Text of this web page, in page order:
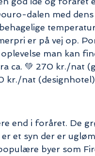
dalen med
er på vej op.
man kan
ca. 💚 270 kr./nat
kr./nat (designhotel)
end i foråret. De
et syn der er
byer som